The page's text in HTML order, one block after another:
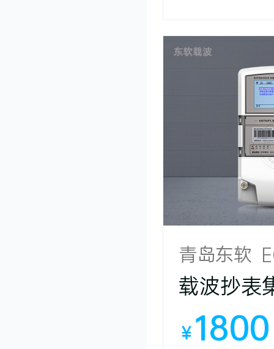
青岛东软
载波抄表
￥ 1800